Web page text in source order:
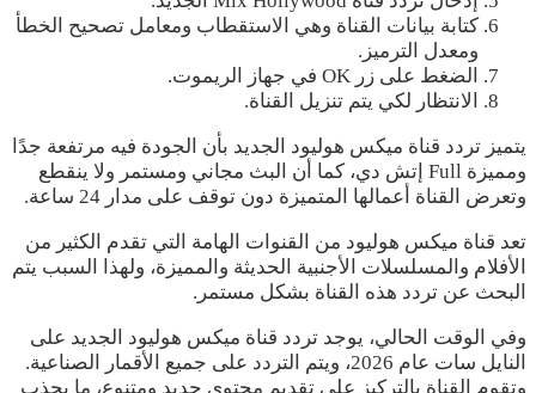
كتابة بيانات القناة وهي الاستقطاب ومعامل تصحيح الخطأ
ومعدل الترميز.
الضغط على زر OK في جهاز الريموت.
الانتظار لكي يتم تنزيل القناة.
يتميز تردد قناة ميكس هوليود الجديد بأن الجودة فيه مرتفعة جدًا
ومميزة Full إتش دي، كما أن البث مجاني ومستمر ولا ينقطع
وتعرض القناة أعمالها المتميزة دون توقف على مدار 24 ساعة.
تعد قناة ميكس هوليود من القنوات الهامة التي تقدم الكثير من
الأفلام والمسلسلات الأجنبية الحديثة والمميزة، ولهذا السبب يتم
البحث عن تردد هذه القناة بشكل مستمر.
وفي الوقت الحالي، يوجد تردد قناة ميكس هوليود الجديد على
النايل سات عام 2026، ويتم التردد على جميع الأقمار الصناعية.
وتقوم القناة بالتركيز على تقديم محتوى جديد ومتنوع، ما يجذب